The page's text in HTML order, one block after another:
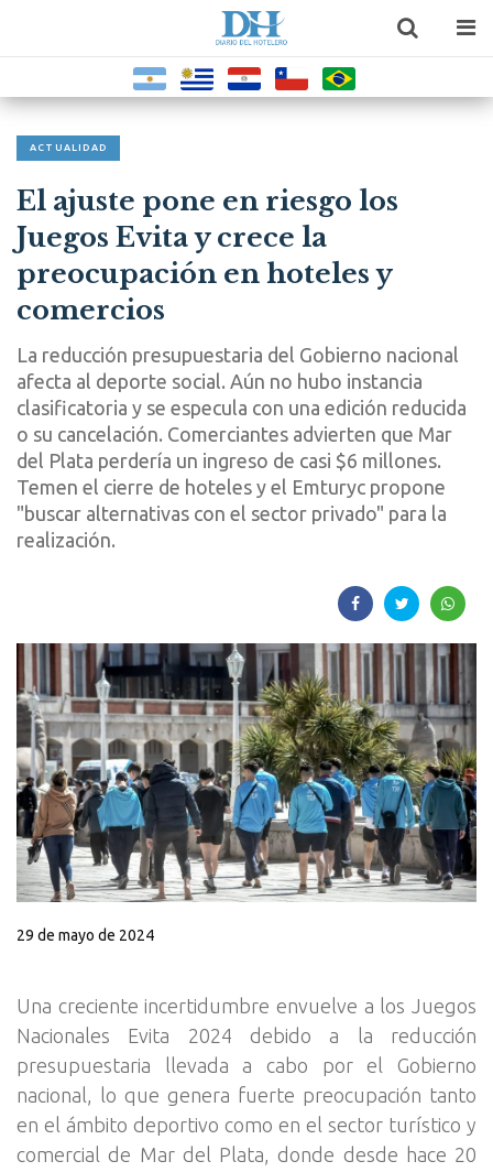
ACTUALIDAD
El ajuste pone en riesgo los
Juegos Evita y crece la
preocupación en hoteles y
comercios
La reducción presupuestaria del Gobierno nacional
afecta al deporte social. Aún no hubo instancia
clasificatoria y se especula con una edición reducida
o su cancelación. Comerciantes advierten que Mar
del Plata perdería un ingreso de casi $6 millones.
Temen el cierre de hoteles y el Emturyc propone
"buscar alternativas con el sector privado" para la
realización.
29 de mayo de 2024
Una creciente incertidumbre envuelve a los Juegos
Nacionales Evita 2024 debido a la reducción
presupuestaria llevada a cabo por el Gobierno
nacional, lo que genera fuerte preocupación tanto
en el ámbito deportivo como en el sector turístico y
comercial de Mar del Plata, donde desde hace 20